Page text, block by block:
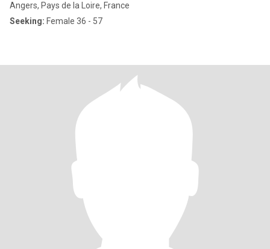
Angers, Pays de la Loire, France
Seeking: Female 36 - 57